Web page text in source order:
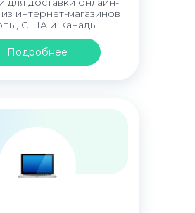
интернет-магазинов
США и Канады.
Подробнее